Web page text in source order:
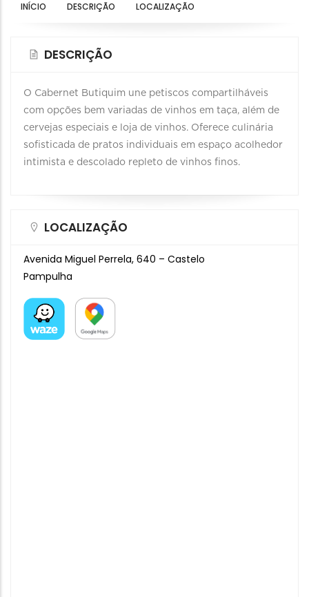
INÍCIO DESCRIÇÃO LOCALIZAÇÃO
DESCRIÇÃO
O Cabernet Butiquim une petiscos compartilháveis
com opções bem variadas de vinhos em taça, além de
cervejas especiais e loja de vinhos. Oferece culinária
sofisticada de pratos individuais em espaço acolhedor
intimista e descolado repleto de vinhos finos.
LOCALIZAÇÃO
Avenida Miguel Perrela, 640 – Castelo
Pampulha